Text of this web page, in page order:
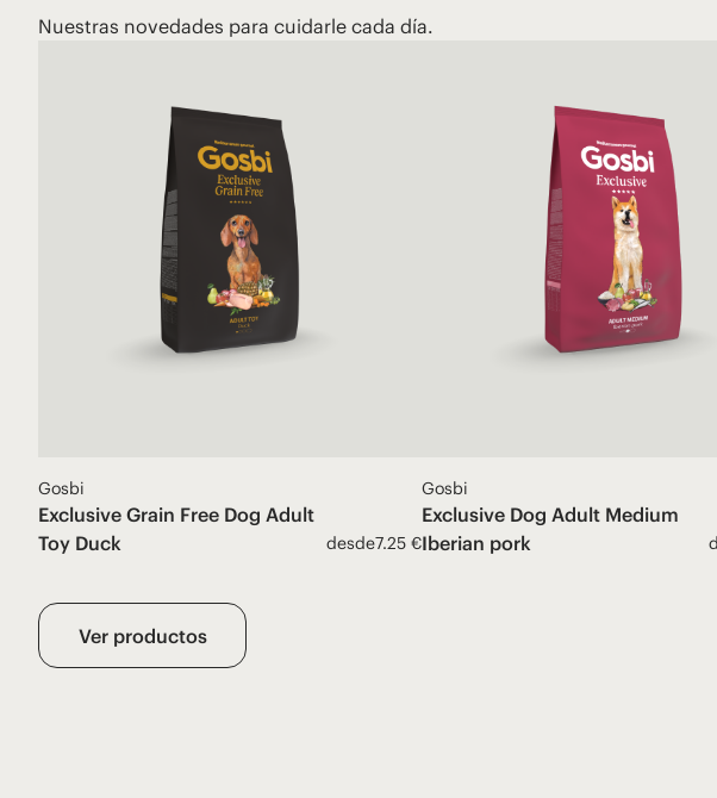
Nuestras novedades para cuidarle cada día.
Gosbi
Exclusive Grain Free Dog Adult
Toy Duck
desde7.25 €
Gosbi
Exclusive Dog Adult Medium
Iberian pork
Ver productos